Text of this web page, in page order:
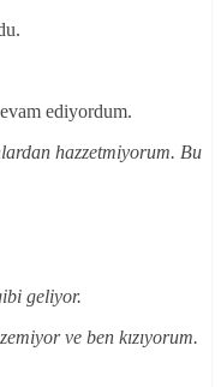
ediyordum.
hazzetmiyorum. Bu
geliyor.
ve ben kızıyorum.